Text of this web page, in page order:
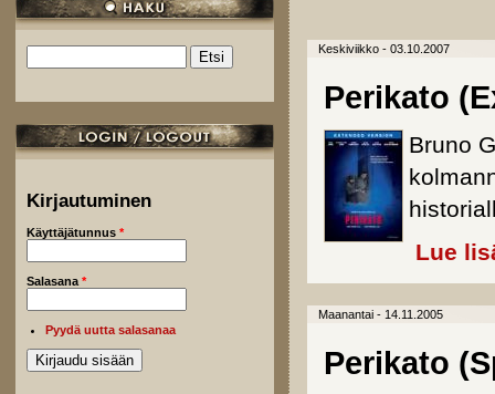
Hakulomake
Kirjautuminen
Käyttäjätunnus *
Salasana *
Pyydä uutta salasanaa
Keskiviikko - 03.10.2007
Perikato
Bruno
Lue
Maanantai - 14.11.2005
Perikato